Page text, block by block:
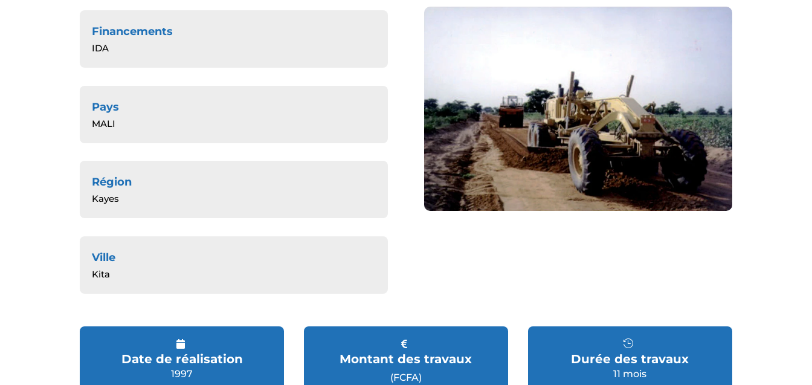
Financements
IDA
Pays
MALI
Région
Kayes
Ville
Kita
Date de réalisation
1997
Montant des travaux
(FCFA)
Durée des travaux
11 mois